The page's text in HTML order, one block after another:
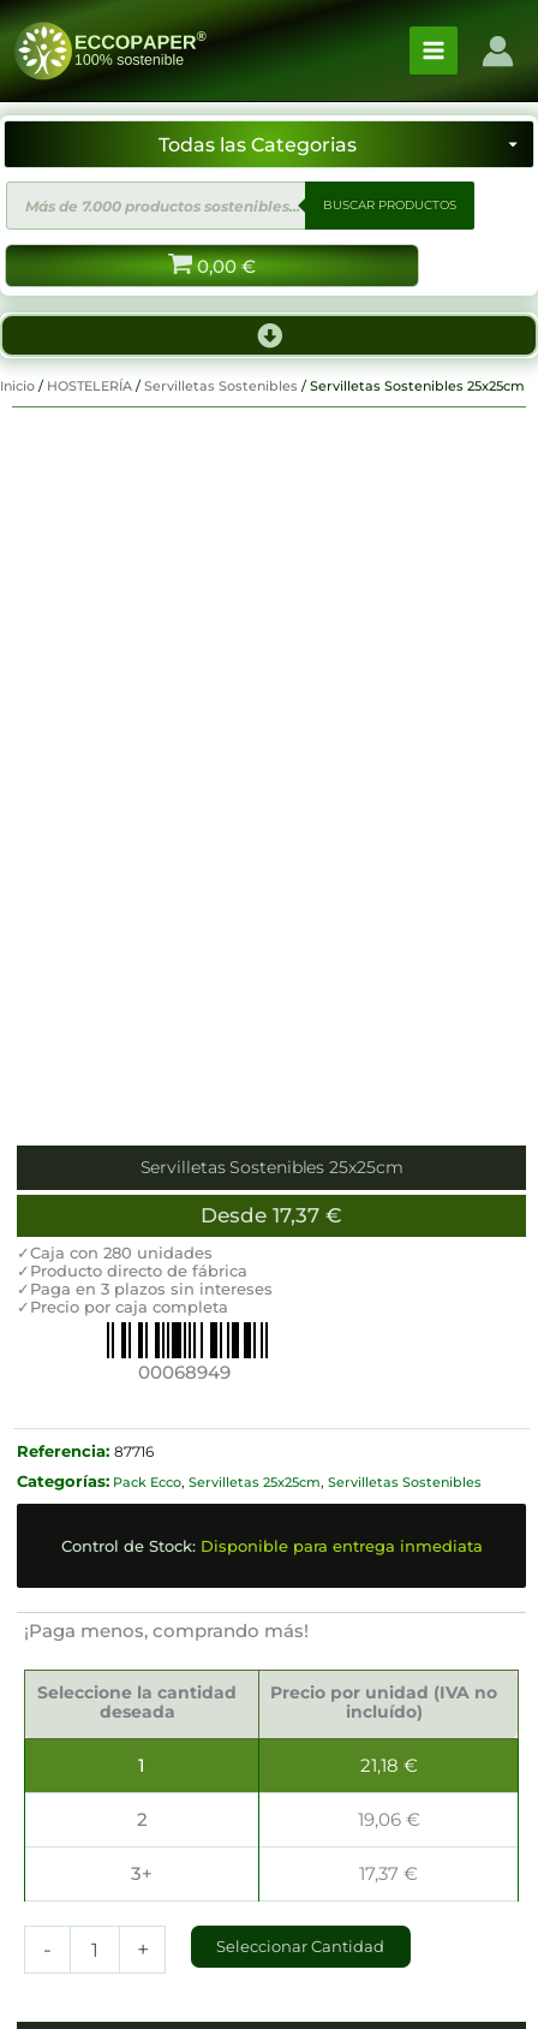
Ir
contenido
de
productos
BUSCAR PRODUCTOS
0,00 €
Inicio / HOSTELERÍA / Servilletas Sostenibles / Servilletas Sostenibles 25x25cm
Servilletas Sostenibles 25x25cm
Desde 17,37 €
✓Caja con 280 unidades
✓Producto directo de fábrica
✓Paga en 3 plazos sin intereses
✓Precio por caja completa
00068949
Referencia: 87716
Categorías: Pack Ecco, Servilletas 25x25cm, Servilletas Sostenibles
Control de Stock: Disponible para entrega inmediata
¡Paga menos, comprando más!
Seleccione la cantidad
deseada
Precio por unidad (IVA no
incluído)
1 21,18 €
2 19,06 €
3+ 17,37€
-
Sostenibles
+ Seleccionar Cantidad